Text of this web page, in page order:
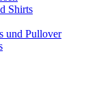
Shirts
und Pullover